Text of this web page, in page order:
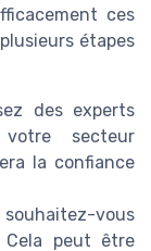
ces
étapes
des experts
secteur
la confiance
vous
peut être